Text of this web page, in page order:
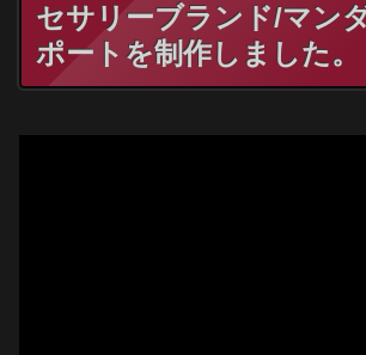
セサリーブランド/マン
ポートを制作しました。